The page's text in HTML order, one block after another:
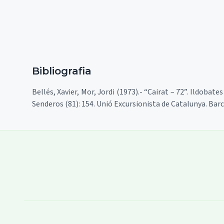
Bibliografia
Bellés, Xavier, Mor, Jordi (1973).- “Cairat – 72”.
Senderos (81): 154. Unió Excursionista de Catalunya.